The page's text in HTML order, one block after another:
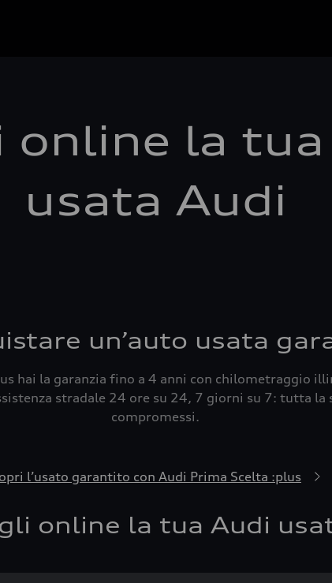
online la
usata Audi
un’auto usata
hai la garanzia fino a 4 anni con chilometraggio
stradale 24 ore su 24, 7 giorni su 7: tutta la
compromessi.
l’usato garantito con Audi Prima Scelta :plus
online la tua Audi